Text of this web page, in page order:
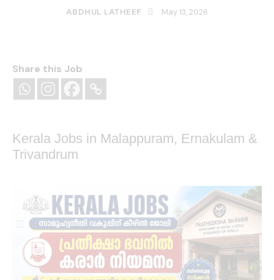
ABDHUL LATHEEF May 13, 2026
Share this Job
Kerala Jobs in Malappuram, Ernakulam &
Trivandrum